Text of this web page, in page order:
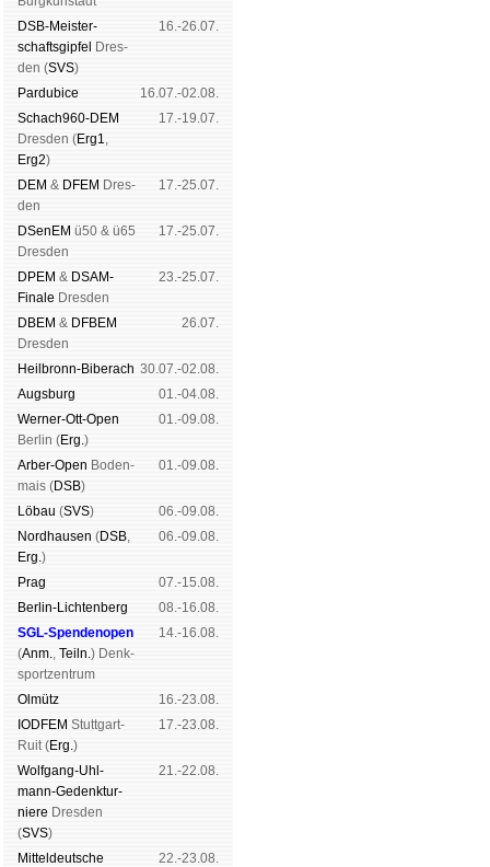
DSB-Meister­
schafts­gipfel
Dres­
den (SVS)
16.-26.07.
Pardu­bice
16.07.-02.08.
Schach960-DEM
Dres­den (Erg1,
Erg2)
17.-19.07.
DEM & DFEM Dres­
den
17.-25.07.
DSenEM ü50 & ü65
Dres­den
17.-25.07.
DPEM & DSAM-
Finale Dres­den
23.-25.07.
DBEM & DFBEM
Dres­den
26.07.
Heil­bronn-Bi­ber­ach 30.07.-02.08.
Augs­burg
01.-04.08.
Werner-Ott-Open
Ber­lin (Erg.)
01.-09.08.
Arber-Open Boden­
mais (DSB)
01.-09.08.
Lö­bau (SVS)
06.-09.08.
Nord­hau­sen (DSB,
Erg.)
06.-09.08.
Prag
07.-15.08.
Berlin-Lich­ten­berg
08.-16.08.
SGL-Spenden­open
(Anm., Teiln.) Denk­
sport­zen­trum
14.-16.08.
Ol­mütz
16.-23.08.
IODFEM Stutt­gart-
Ruit (Erg.)
17.-23.08.
Wolf­gang-Uhl­
mann-Ge­denk­tur­
niere Dres­den
(SVS)
21.-22.08.
Mit­tel­deu­tsche 22.-23.08.